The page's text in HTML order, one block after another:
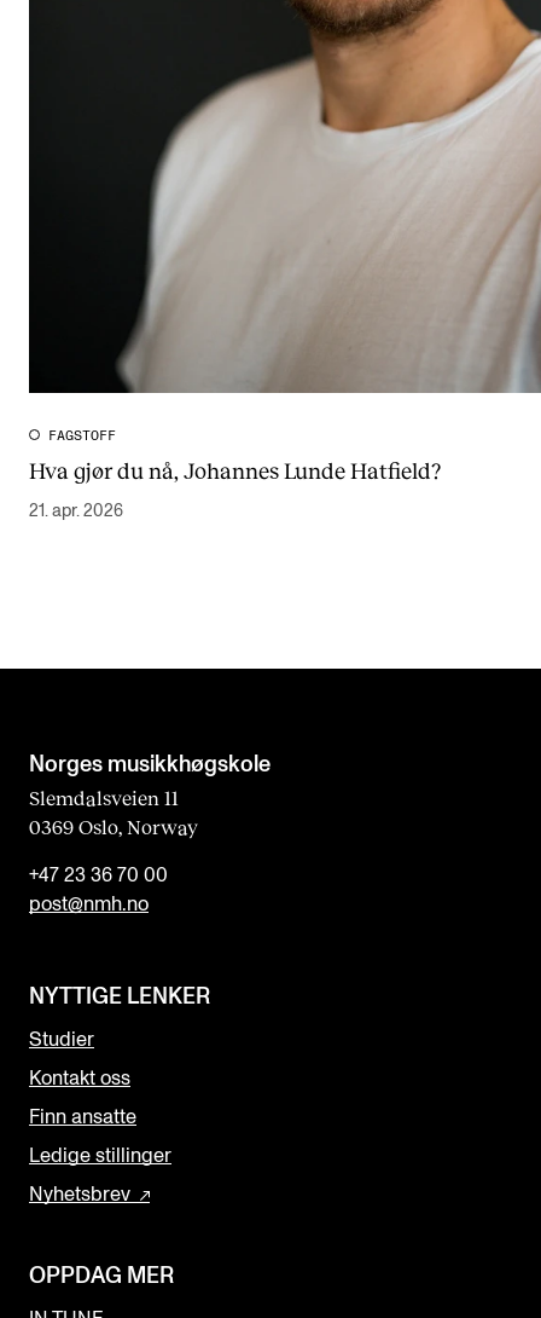
FAGSTOFF
Hva gjør du nå, Johannes Lunde Hatfield?
21. apr. 2026
Norges musikk­høgskole
Slemdalsveien 11
0369 Oslo, Norway
+47 23 36 70 00
post@nmh.no
NYTTIGE LENKER
Studier
Kontakt oss
Finn ansatte
Ledige stillinger
Nyhetsbrev
OPPDAG MER